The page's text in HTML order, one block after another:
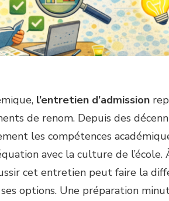
l’entretien d’admission
de renom. Depuis des
les compétences
avec la culture de
cet entretien peut faire la
options. Une préparation